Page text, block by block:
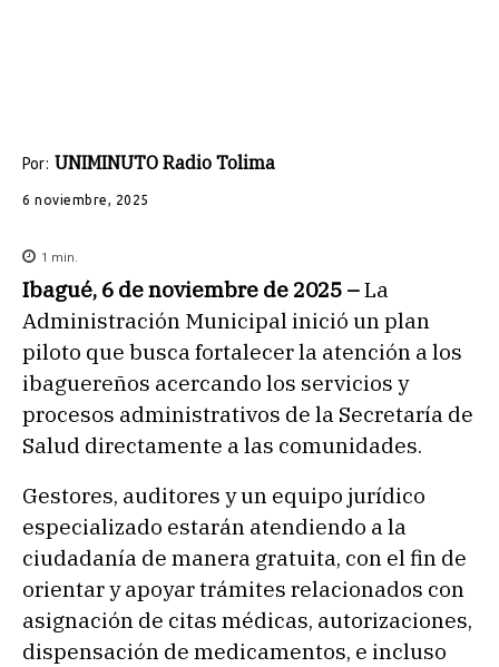
Por: UNIMINUTO Radio Tolima
6 noviembre, 2025
1 min.
Ibagué, 6 de noviembre de 2025 –La
Administración Municipal inició un plan
piloto que busca fortalecer la atención a los
ibaguereños acercando los servicios y
procesos administrativos de la Secretaría de
Salud directamente a las comunidades.
Gestores, auditores y un equipo jurídico
especializado estarán atendiendo a la
ciudadanía de manera gratuita, con el fin de
orientar y apoyar trámites relacionados con
asignación de citas médicas, autorizaciones,
dispensación de medicamentos, e incluso